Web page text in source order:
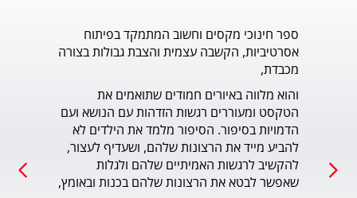
ספר חינוכי מקסים וחשוב המתמקד בפיתוח
אסרטיביות, הקשבה עצמית והצבת גבולות בצורה
מכבדת,
והוא מלווה באיורים חמודים שתואמים את
הדמויות בסיפור. הסיפור מלמד את הילדים לא
להקשיב לרגשות האמיתיים שלהם ולגלות